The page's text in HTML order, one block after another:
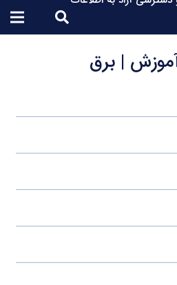
| برق